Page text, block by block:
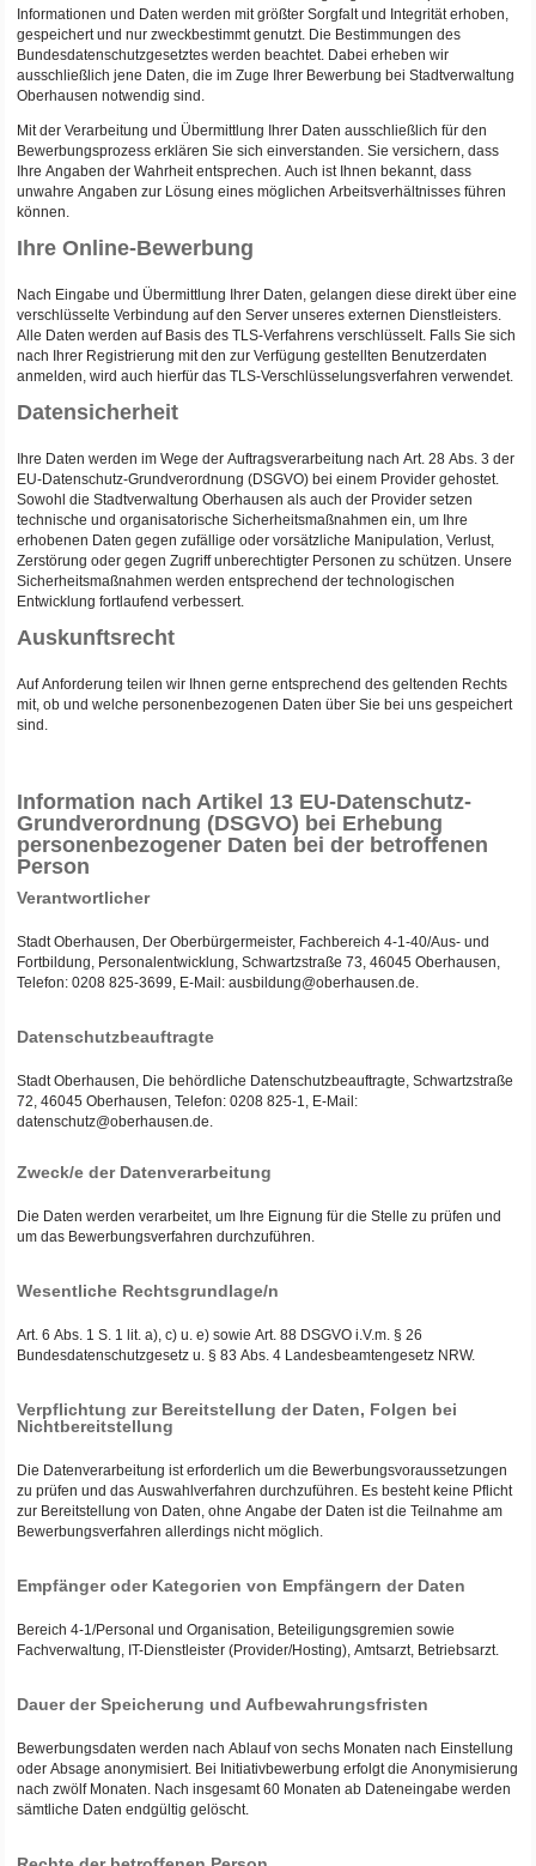
Informationen und Daten werden mit größter Sorgfalt und Integrität erhoben,
gespeichert und nur zweckbestimmt genutzt. Die Bestimmungen des
Bundesdatenschutzgesetztes werden beachtet. Dabei erheben wir
ausschließlich jene Daten, die im Zuge Ihrer Bewerbung bei Stadtverwaltung
Oberhausen notwendig sind.
Mit der Verarbeitung und Übermittlung Ihrer Daten ausschließlich für den
Bewerbungsprozess erklären Sie sich einverstanden. Sie versichern, dass
Ihre Angaben der Wahrheit entsprechen. Auch ist Ihnen bekannt, dass
unwahre Angaben zur Lösung eines möglichen Arbeitsverhältnisses führen
können.
Ihre Online-Bewerbung
Nach Eingabe und Übermittlung Ihrer Daten, gelangen diese direkt über eine
verschlüsselte Verbindung auf den Server unseres externen Dienstleisters.
Alle Daten werden auf Basis des TLS-Verfahrens verschlüsselt. Falls Sie sich
nach Ihrer Registrierung mit den zur Verfügung gestellten Benutzerdaten
anmelden, wird auch hierfür das TLS-Verschlüsselungsverfahren verwendet.
Datensicherheit
Ihre Daten werden im Wege der Auftragsverarbeitung nach Art. 28 Abs. 3 der
EU-Datenschutz-Grundverordnung (DSGVO) bei einem Provider gehostet.
Sowohl die Stadtverwaltung Oberhausen als auch der Provider setzen
technische und organisatorische Sicherheitsmaßnahmen ein, um Ihre
erhobenen Daten gegen zufällige oder vorsätzliche Manipulation, Verlust,
Zerstörung oder gegen Zugriff unberechtigter Personen zu schützen. Unsere
Sicherheitsmaßnahmen werden entsprechend der technologischen
Entwicklung fortlaufend verbessert.
Auskunftsrecht
Auf Anforderung teilen wir Ihnen gerne entsprechend des geltenden Rechts
mit, ob und welche personenbezogenen Daten über Sie bei uns gespeichert
sind.
Information nach Artikel 13 EU-Datenschutz-
Grundverordnung (DSGVO) bei Erhebung
personenbezogener Daten bei der betroffenen
Person
Verantwortlicher
Stadt Oberhausen, Der Oberbürgermeister, Fachbereich 4-1-40/Aus- und
Fortbildung, Personalentwicklung, Schwartzstraße 73, 46045 Oberhausen,
Telefon: 0208 825-3699, E-Mail: ausbildung@oberhausen.de.
Datenschutzbeauftragte
Stadt Oberhausen, Die behördliche Datenschutzbeauftragte, Schwartzstraße
72, 46045 Oberhausen, Telefon: 0208 825-1, E-Mail:
datenschutz@oberhausen.de.
Zweck/e der Datenverarbeitung
Die Daten werden verarbeitet, um Ihre Eignung für die Stelle zu prüfen und
um das Bewerbungsverfahren durchzuführen.
Wesentliche Rechtsgrundlage/n
Art. 6 Abs. 1 S. 1 lit. a), c) u. e) sowie Art. 88 DSGVO i.V.m. § 26
Bundesdatenschutzgesetz u. § 83 Abs. 4 Landesbeamtengesetz NRW.
Verpflichtung zur Bereitstellung der Daten, Folgen bei
Nichtbereitstellung
Die Datenverarbeitung ist erforderlich um die Bewerbungsvoraussetzungen
zu prüfen und das Auswahlverfahren durchzuführen. Es besteht keine Pflicht
zur Bereitstellung von Daten, ohne Angabe der Daten ist die Teilnahme am
Bewerbungsverfahren allerdings nicht möglich.
Empfänger oder Kategorien von Empfängern der Daten
Bereich 4-1/Personal und Organisation, Beteiligungsgremien sowie
Fachverwaltung, IT-Dienstleister (Provider/Hosting), Amtsarzt, Betriebsarzt.
Dauer der Speicherung und Aufbewahrungsfristen
Bewerbungsdaten werden nach Ablauf von sechs Monaten nach Einstellung
oder Absage anonymisiert. Bei Initiativbewerbung erfolgt die Anonymisierung
nach zwölf Monaten. Nach insgesamt 60 Monaten ab Dateneingabe werden
sämtliche Daten endgültig gelöscht.